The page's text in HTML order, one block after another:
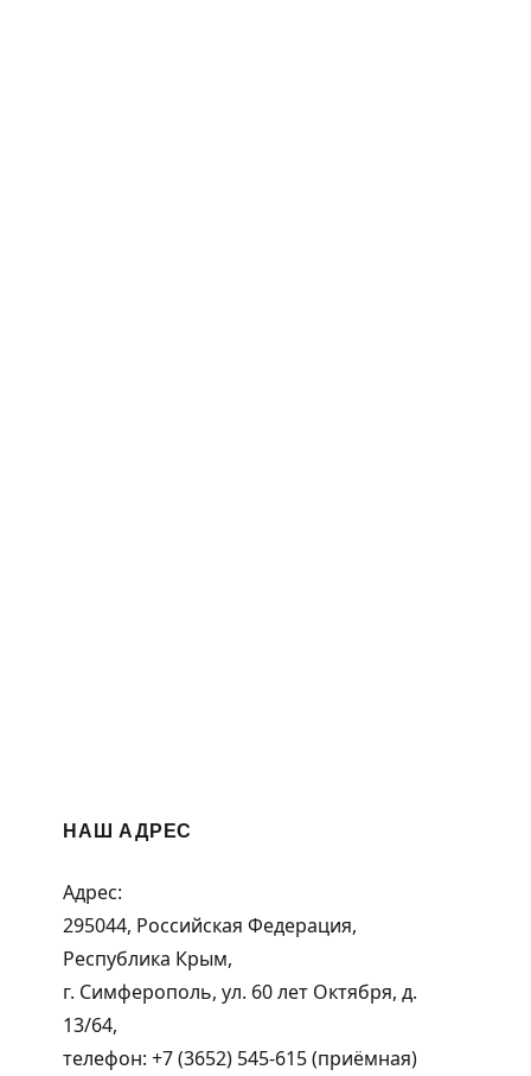
НАШ АДРЕС
Адрес:
295044, Российская Федерация,
Республика Крым,
г. Симферополь, ул. 60 лет Октября, д.
13/64,
телефон: +7 (3652) 545-615 (приёмная)